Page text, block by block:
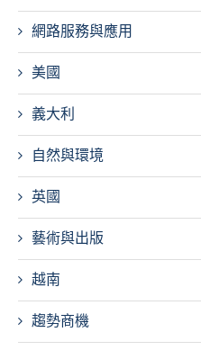
網路服務與應用
美國
義大利
自然與環境
英國
藝術與出版
越南
趨勢商機